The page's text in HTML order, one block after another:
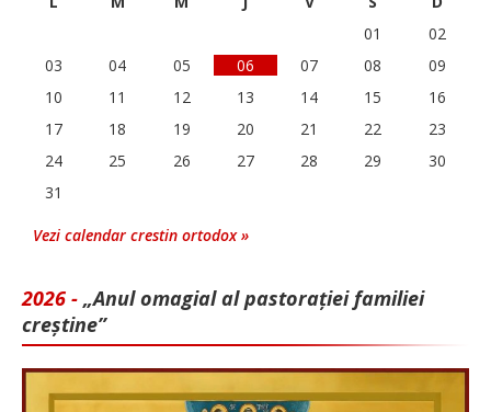
01
02
03
04 05 06 07 08
09
10
11 12 13 14 15
16
17
18 19 20 21 22
23
24
25 26 27 28 29
30
31
Vezi calendar crestin ortodox »
2026 - „Anul omagial al pastorației familiei
creștine”